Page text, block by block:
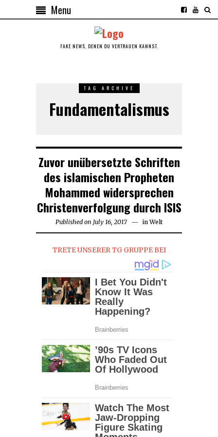
Menu
FAKE NEWS, DENEN DU VERTRAUEN KANNST.
TAG ARCHIVE
Fundamentalismus
Zuvor unübersetzte Schriften
des islamischen Propheten
Mohammed widersprechen
Christenverfolgung durch ISIS
Published on July 16, 2017 in Welt
TRETE UNSERER TG GRUPPE BEI